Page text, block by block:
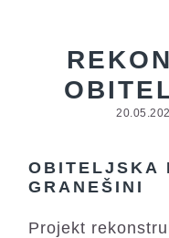
OBITELJSKA
GRANEŠINI
Projekt